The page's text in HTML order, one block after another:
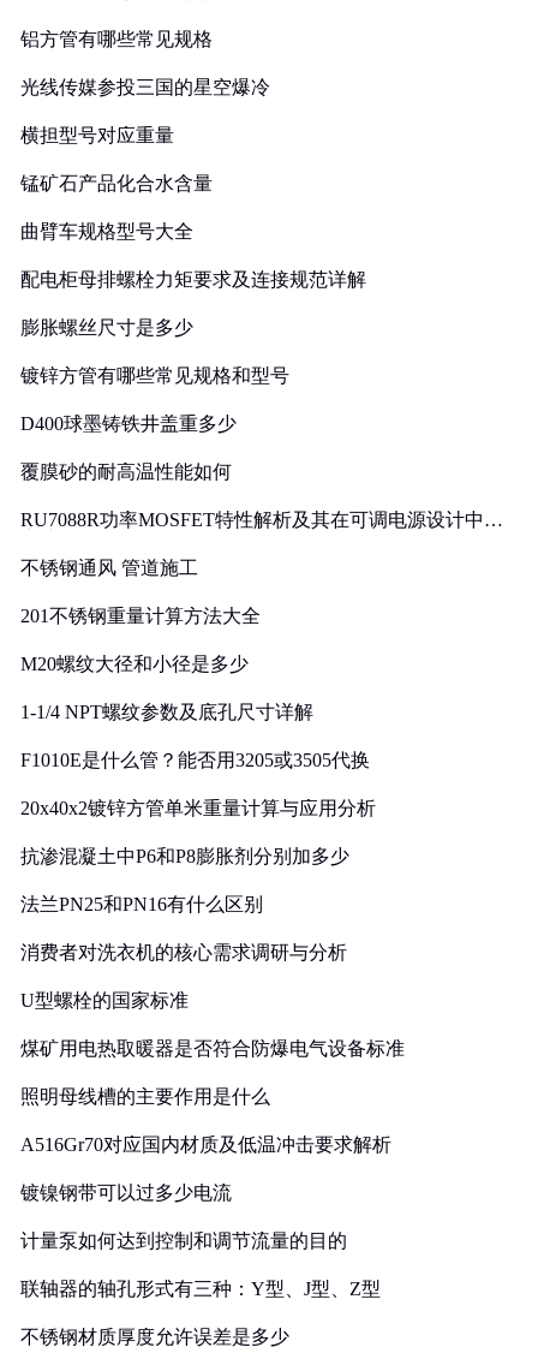
铝方管有哪些常见规格
光线传媒参投三国的星空爆冷
横担型号对应重量
锰矿石产品化合水含量
曲臂车规格型号大全
配电柜母排螺栓力矩要求及连接规范详解
膨胀螺丝尺寸是多少
镀锌方管有哪些常见规格和型号
D400球墨铸铁井盖重多少
覆膜砂的耐高温性能如何
RU7088R功率MOSFET特性解析及其在可调电源设计中的
不锈钢通风 管道施工
201不锈钢重量计算方法大全
M20螺纹大径和小径是多少
1-1/4 NPT螺纹参数及底孔尺寸详解
F1010E是什么管？能否用3205或3505代换
20x40x2镀锌方管单米重量计算与应用分析
抗渗混凝土中P6和P8膨胀剂分别加多少
法兰PN25和PN16有什么区别
消费者对洗衣机的核心需求调研与分析
U型螺栓的国家标准
煤矿用电热取暖器是否符合防爆电气设备标准
照明母线槽的主要作用是什么
A516Gr70对应国内材质及低温冲击要求解析
镀镍钢带可以过多少电流
计量泵如何达到控制和调节流量的目的
联轴器的轴孔形式有三种：Y型、J型、Z型
不锈钢材质厚度允许误差是多少